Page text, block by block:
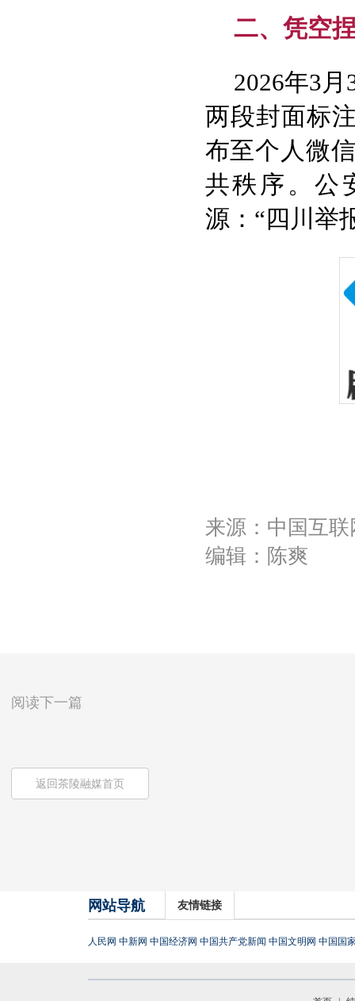
二、凭空
2026年3
两段封面标
布至个人微
共秩序。公
源：“四川举
来源：中国互
编辑：陈爽
阅读下一篇
返回茶陵融媒首页
网站导航 友情链接
人民网 中新网 中国经济网 中国共产党新闻 中国文明网 中国国